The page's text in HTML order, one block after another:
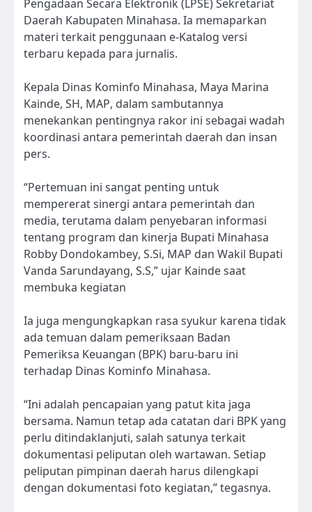
Pengadaan Secara Elektronik (LPSE) Sekretariat
Daerah Kabupaten Minahasa. Ia memaparkan
materi terkait penggunaan e-Katalog versi
terbaru kepada para jurnalis.
Kepala Dinas Kominfo Minahasa, Maya Marina
Kainde, SH, MAP, dalam sambutannya
menekankan pentingnya rakor ini sebagai wadah
koordinasi antara pemerintah daerah dan insan
pers.
“Pertemuan ini sangat penting untuk
mempererat sinergi antara pemerintah dan
media, terutama dalam penyebaran informasi
tentang program dan kinerja Bupati Minahasa
Robby Dondokambey, S.Si, MAP dan Wakil Bupati
Vanda Sarundayang, S.S,” ujar Kainde saat
membuka kegiatan
Ia juga mengungkapkan rasa syukur karena tidak
ada temuan dalam pemeriksaan Badan
Pemeriksa Keuangan (BPK) baru-baru ini
terhadap Dinas Kominfo Minahasa.
“Ini adalah pencapaian yang patut kita jaga
bersama. Namun tetap ada catatan dari BPK yang
perlu ditindaklanjuti, salah satunya terkait
dokumentasi peliputan oleh wartawan. Setiap
peliputan pimpinan daerah harus dilengkapi
dengan dokumentasi foto kegiatan,” tegasnya.